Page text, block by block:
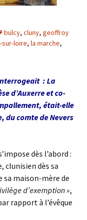
bulcy, cluny, geoffroy
sur-loire, la marche,
: La
d’Auxerre et co-
était-elle
du comte de Nevers
dès l’abord :
clunisien dès sa
sa maison-mère de
d’exemption »,
rapport à l’évêque